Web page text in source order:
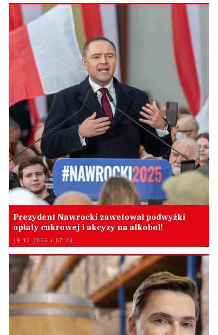
Prezydent Nawrocki zawetował podwyżki
opłaty cukrowej i akcyzy na alkohol!
19.12.2025 / 07:40